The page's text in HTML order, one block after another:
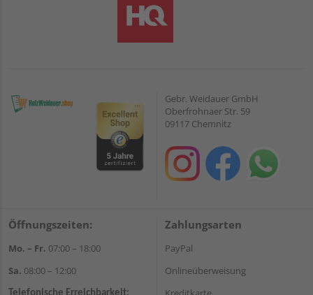
Gebr. Weidauer GmbH
Oberfrohnaer Str. 59
09117 Chemnitz
Öffnungszeiten:
Mo. – Fr. 07:00 – 18:00
Sa. 08:00 – 12:00
Zahlungsarten
PayPal
Onlineüberweisung